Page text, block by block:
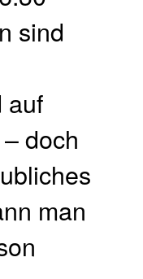
sind
auf
doch
man